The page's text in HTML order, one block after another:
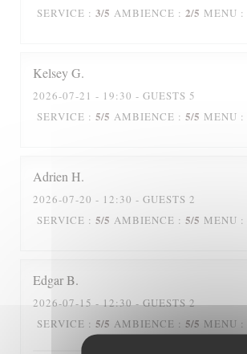
SERVICE : 3/5 AMBIENCE : 2/5 MENU :
KelseyG
2026-07-21 - 19:30 - GUESTS 5
SERVICE : 5/5 AMBIENCE : 5/5 MENU :
Adrien H
2026-07-20 - 12:30 - GUESTS 2
SERVICE : 5/5 AMBIENCE : 5/5 MENU :
EdgarB
2026-07-15 - 12:30 - GUESTS 2
SERVICE : 5/5 AMBIENCE : 5/5 MENU :